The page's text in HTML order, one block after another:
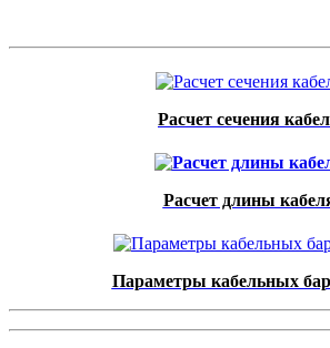
Расчет сечения
Расчет длины
Параметры кабельных